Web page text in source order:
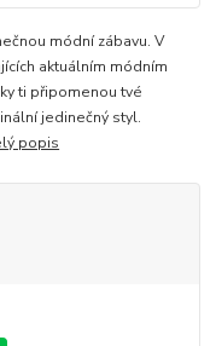
módní zábavu. V
aktuálním módním
ti připomenou tvé
jedinečný styl.
popis